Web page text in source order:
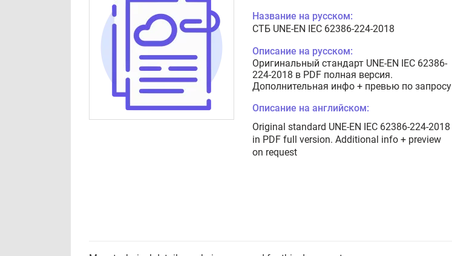
Название на русском:
СТБ UNE-EN IEC 62386-224-2018
Описание на русском:
Оригинальный стандарт UNE-EN IEC 62386-
224-2018 в PDF полная версия.
Дополнительная инфо + превью по запросу
Описание на английском:
Original standard UNE-EN IEC 62386-224-2018
in PDF full version. Additional info + preview
on request